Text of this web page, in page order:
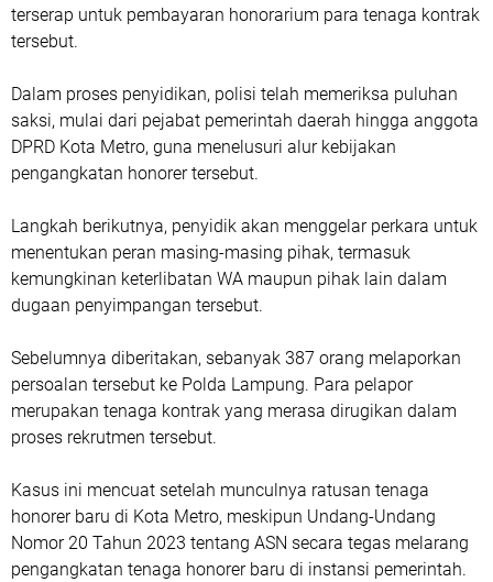
terserap untuk pembayaran honorarium para tenaga kontrak
tersebut.
Dalam proses penyidikan, polisi telah memeriksa puluhan
saksi, mulai dari pejabat pemerintah daerah hingga anggota
DPRD Kota Metro, guna menelusuri alur kebijakan
pengangkatan honorer tersebut.
Langkah berikutnya, penyidik akan menggelar perkara untuk
menentukan peran masing-masing pihak, termasuk
kemungkinan keterlibatan WA maupun pihak lain dalam
dugaan penyimpangan tersebut.
Sebelumnya diberitakan, sebanyak 387 orang melaporkan
persoalan tersebut ke Polda Lampung. Para pelapor
merupakan tenaga kontrak yang merasa dirugikan dalam
proses rekrutmen tersebut.
Kasus ini mencuat setelah munculnya ratusan tenaga
honorer baru di Kota Metro, meskipun Undang-Undang
Nomor 20 Tahun 2023 tentang ASN secara tegas melarang
pengangkatan tenaga honorer baru di instansi pemerintah.